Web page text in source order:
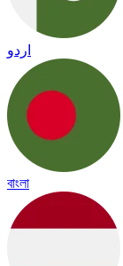
اردو
বাংলা